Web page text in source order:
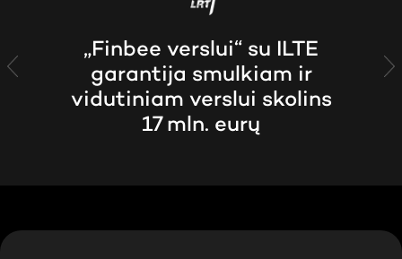
„Finbee verslui“ su ILTE
garantija smulkiam ir
vidutiniam verslui skolins
17 mln. eurų
Previous